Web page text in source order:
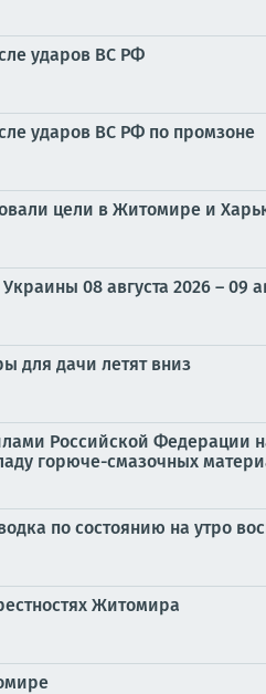
ударов ВС РФ
ударов ВС РФ по промзоне
цели в Житомире и
08 августа 2026 – 09
для дачи летят вниз
Российской Федерации
горюче-смазочных
по состоянию на утро
Житомира